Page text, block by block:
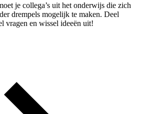
je collega’s uit het onderwijs die zich
drempels mogelijk te maken. Deel
vragen en wissel ideeën uit!